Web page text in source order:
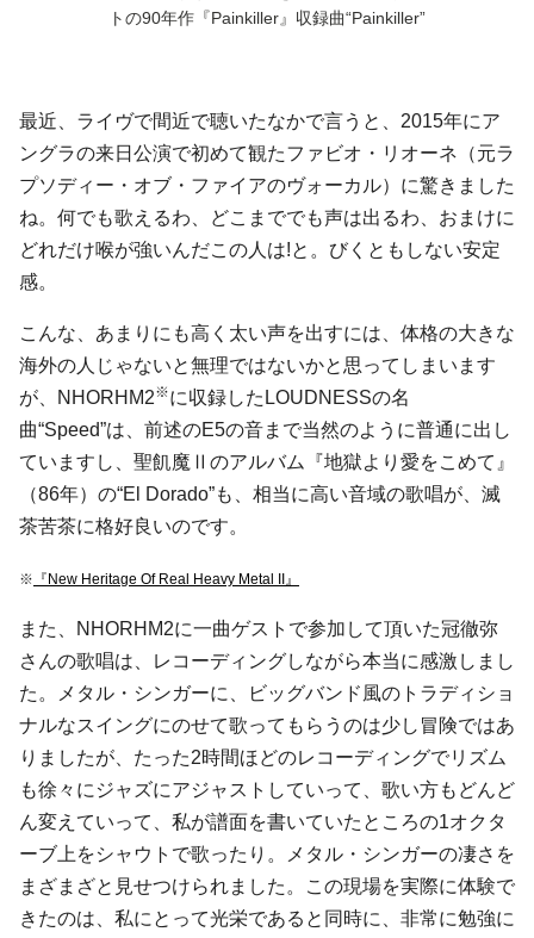
トの90年作『Painkiller』収録曲“Painkiller”
最近、ライヴで間近で聴いたなかで言うと、2015年にア
ングラの来日公演で初めて観たファビオ・リオーネ（元ラ
プソディー・オブ・ファイアのヴォーカル）に驚きました
ね。何でも歌えるわ、どこまででも声は出るわ、おまけに
どれだけ喉が強いんだこの人は!と。びくともしない安定
感。
こんな、あまりにも高く太い声を出すには、体格の大きな
海外の人じゃないと無理ではないかと思ってしまいます
が、NHORHM2※に収録したLOUDNESSの名
曲“Speed”は、前述のE5の音まで当然のように普通に出し
ていますし、聖飢魔Ⅱのアルバム『地獄より愛をこめて』
（86年）の“El Dorado”も、相当に高い音域の歌唱が、滅
茶苦茶に格好良いのです。
※ 『New Heritage Of Real Heavy Metal II』
また、NHORHM2に一曲ゲストで参加して頂いた冠徹弥
さんの歌唱は、レコーディングしながら本当に感激しまし
た。メタル・シンガーに、ビッグバンド風のトラディショ
ナルなスイングにのせて歌ってもらうのは少し冒険ではあ
りましたが、たった2時間ほどのレコーディングでリズム
も徐々にジャズにアジャストしていって、歌い方もどんど
ん変えていって、私が譜面を書いていたところの1オクタ
ーブ上をシャウトで歌ったり。メタル・シンガーの凄さを
まざまざと見せつけられました。この現場を実際に体験で
きたのは、私にとって光栄であると同時に、非常に勉強に